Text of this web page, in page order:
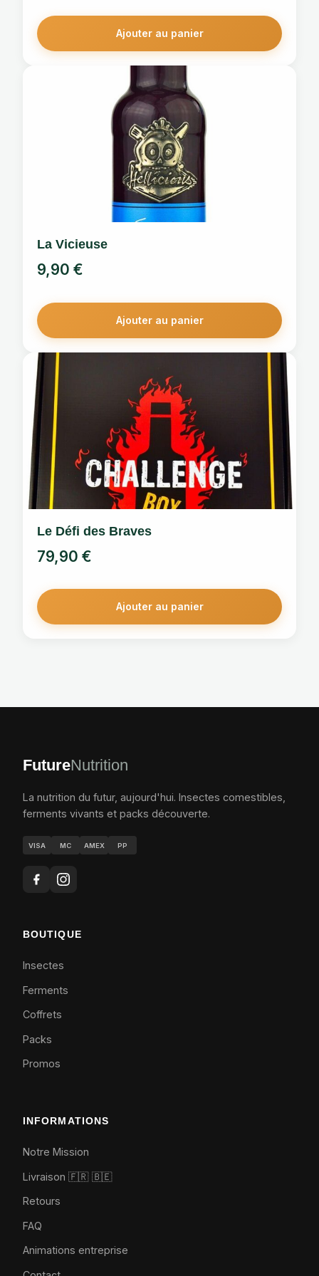
Ajouter au panier
La Vicieuse
9,90 €
Ajouter au panier
Le Défi des Braves
79,90 €
Ajouter au panier
FutureNutrition
La nutrition du futur, aujourd'hui. Insectes comestibles,
ferments vivants et packs découverte.
VISA MC AMEX PP
BOUTIQUE
Insectes
Ferments
Coffrets
Packs
Promos
INFORMATIONS
Notre Mission
Livraison 🇫🇷 🇧🇪
Retours
FAQ
Animations entreprise